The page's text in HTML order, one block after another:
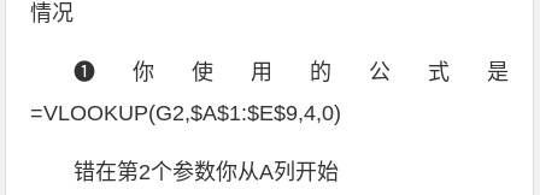
情况
❶你使用的公式是
=VLOOKUP(G2,$A$1:$E$9,4,0)
错在第2个参数你从A列开始